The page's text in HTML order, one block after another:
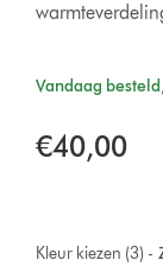
Vandaag
€40,00
Kleur kiezen (3) -